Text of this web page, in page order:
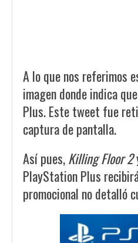
A lo que nos referimos
imagen donde indica que
Plus. Este tweet fue
captura de pantalla.
Así pues,Killing Floor 2
PlayStation Plus
promocional no detalló